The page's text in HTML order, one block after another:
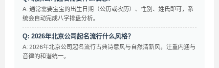
A: 通常需要宝宝的出生日期（公历或农历）、性别、姓氏即可，系
统会自动完成八字排盘分析。
Q: 2026年北京公司起名流行什么风格？
A: 2026年北京公司起名流行古典诗意风与自然清新风，注重内涵与
音律的和谐统一。